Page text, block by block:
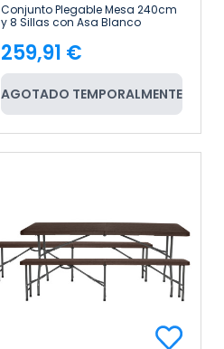
Conjunto Plegable Mesa 240cm
y 8 Sillas con Asa Blanco
Precio
259,91 €
AGOTADO TEMPORALMENTE